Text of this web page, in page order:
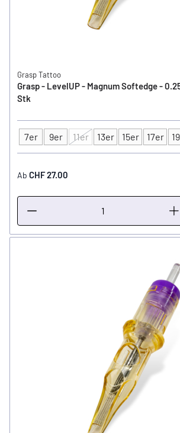
Grasp Tattoo
Grasp - LevelUP - Magnum Softedge -
Stk
Typ
7er 9er 11er 13er 15er 17er
Ab CHF 27.00